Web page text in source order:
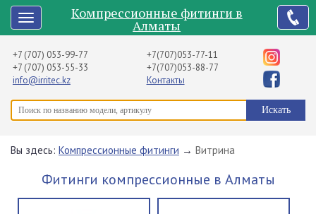
Компрессионные фитинги в
Алматы
+7 (707) 053-99-77
+7 (707) 053-55-33
info@irritec.kz
+7(707)053-77-11
+7(707)053-88-77
Контакты
Вы здесь: Компрессионные фитинги → Витрина
Фитинги компрессионные в Алматы